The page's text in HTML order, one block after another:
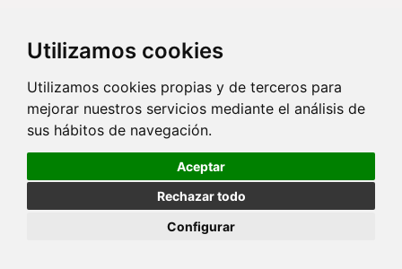
Utilizamos cookies
Utilizamos cookies propias y de terceros para
mejorar nuestros servicios mediante el análisis de
sus hábitos de navegación.
Aceptar
Rechazar todo
Configurar
Contacto
Av. Monforte de Lemos, 3-5. Pabellón 11. Planta 0 28029 Madrid
info@ciberisciii.es
© Copyright 2026 CIBER |Política de Privacidad|Aviso Legal|Política
Mapa Web|Portal de Transparencia